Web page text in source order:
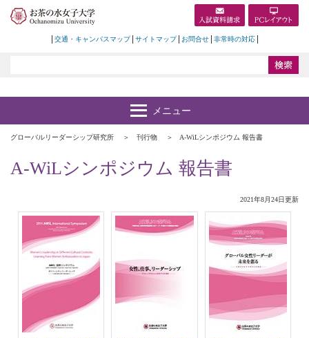
交通・キャンパスマップ サイトマップ お問合せ 非常時の対応
グローバルリーダーシップ研究所 刊行物 A-WiLシンポジウム 報告書
A-WiLシンポジウム 報告書
2021年8月24日更新